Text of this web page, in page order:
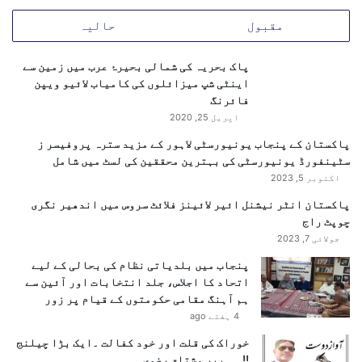
ردعمل اور اپیلیں
کئی مذہبی تنظیموں، سماجی شخصیات اور زائرین کے
گروپس نے حکومت سے اپیل کی ہے کہ:
اس فیصلے پر نظرثانی کی جائے
کم آمدن والے زائرین کے لیے
فراہم کیا جائے
آئندہ کے لیے اس نوعیت کے فیصلے
آگے کا راستہ
وفاقی حکومت کی جانب سے واضح کیا گیا ہے کہ یہ اقدام
وقتی اورعارضی نوعیت کا ہے، جس کا مقصد صرفعوامی
مقبول حالیہ
پاک بحریہ کی شمالی بحیرۂ عرب میں زمین سے
اینٹی شپ میزائلوں کی کامیاب لائیو ویپن
فائرنگ
اپریل 25, 2020
پاکستان کے پنجاب یونیورسٹی لاہور کے مزید سترہ پروفیسر ز
سٹینفورڈ یونیورسٹی کی بہترین محققین کی لسٹ میں شامل
اکتوبر 5, 2023
پاکستان انٹر نیشنل ائیر لائینز فلائٹ سروس میں اندھیر نگری
چوپٹ راج
جولائی 7, 2023
پنجاب میں بلدیاتی نظام کی بحالی کے لیے
اتحاد کا اجلاس، جلد انتخابات اور آئین سے
ہم آہنگ مقامی حکومتوں کے قیام پر زور
4 ہفتے ago
خوراک کی قلت اور خود کفالت ۔ایک بڑا چیلنج
!!……پیر مشتاق رضوی